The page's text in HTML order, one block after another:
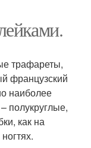
трафареты,
французский
наиболее
полукруглые,
как на